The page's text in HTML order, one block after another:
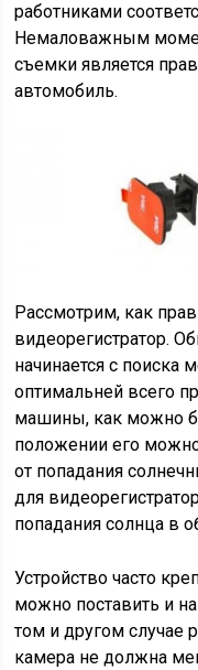
работниками
Немаловажным
съемки является
автомобиль.
Рассмотрим, как
видеорегистратор.
начинается с поиска
оптимальней всего
машины, как можно
положении его
от попадания
для
попадания солнца в
Устройство часто
можно поставить и
том и другом случае
камера не должна